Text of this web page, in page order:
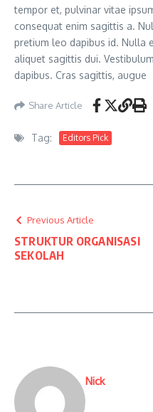
tempor et, pulvinar vitae
consequat enim sagittis a.
pretium leo dapibus id. Nulla
aliquet sagittis dui.
dapibus. Cras sagittis, augue
Share Article
Tag: Editors Pick
Previous Article
STRUKTUR ORGANISASI
SEKOLAH
Nick